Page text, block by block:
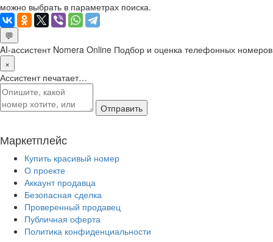
можно выбрать в параметрах поиска.
💬
AI-ассистент Nomera Online Подбор и оценка телефонных номеров
×
Ассистент печатает…
Отправить
Маркетплейс
Купить красивый номер
О проекте
Аккаунт продавца
Безопасная сделка
Проверенный продавец
Публичная оферта
Политика конфиденциальности